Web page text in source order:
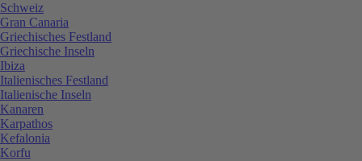
Schweiz
Gran Canaria
Griechisches Festland
Griechische Inseln
Ibiza
Italienisches Festland
Italienische Inseln
Kanaren
Karpathos
Kefalonia
Korfu